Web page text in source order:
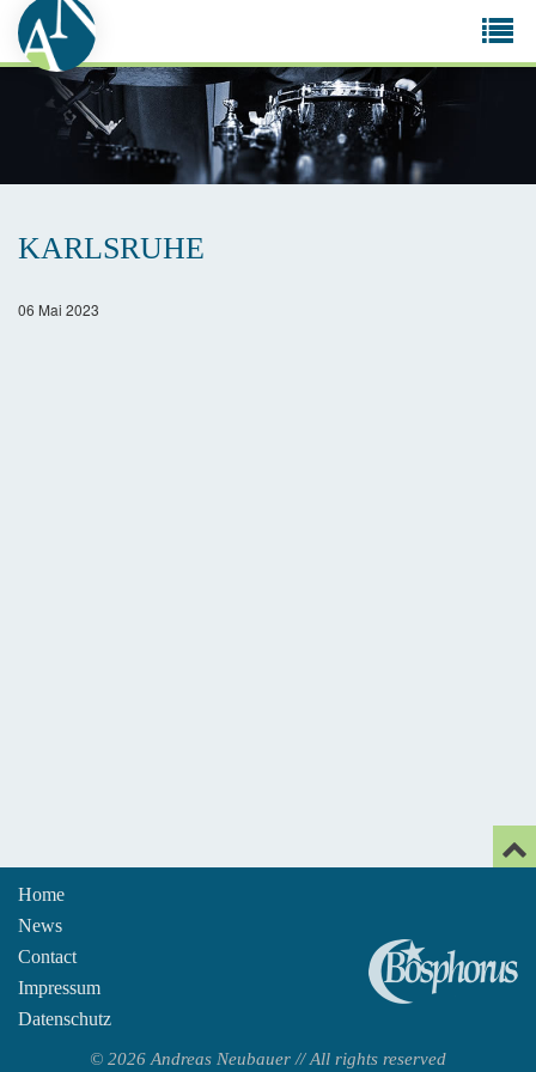
KARLSRUHE
06 Mai 2023
Home
News
Contact
Impressum
Datenschutz
© 2026 Andreas Neubauer // All rights reserved